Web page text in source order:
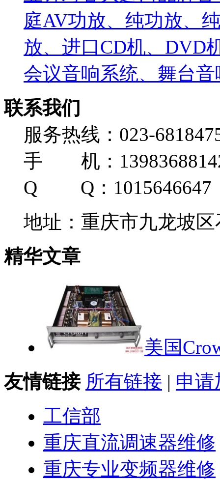
庭AV功放、纯功放、
放、进口CD机、DVD
会议音响系统、舞台
联系我们
服务热线：023-
手 机：
Q Q：1015646647
地址：重庆市九龙坡
精华文章
美国
友情链接 所有链接 | 申请
工信部
重庆直流调速器维修
重庆专业变频器维修